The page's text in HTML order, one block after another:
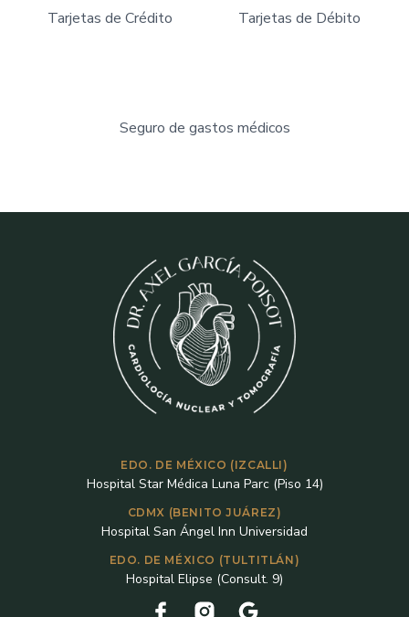
Tarjetas de Crédito Tarjetas de Débito
Seguro de gastos médicos
EDO. DE MÉXICO (IZCALLI)
Hospital Star Médica Luna Parc (Piso 14)
CDMX (BENITO JUÁREZ)
Hospital San Ángel Inn Universidad
EDO. DE MÉXICO (TULTITLÁN)
Hospital Elipse (Consult. 9)